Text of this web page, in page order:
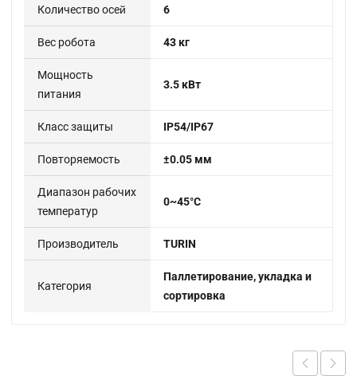
Количество осей 6
Вес робота 43 кг
Мощность
питания
3.5 кВт
Класс защиты IP54/IP67
Повторяемость ±0.05 мм
Диапазон рабочих
температур
0~45°C
Производитель TURIN
Категория
Паллетирование, укладка и
сортировка